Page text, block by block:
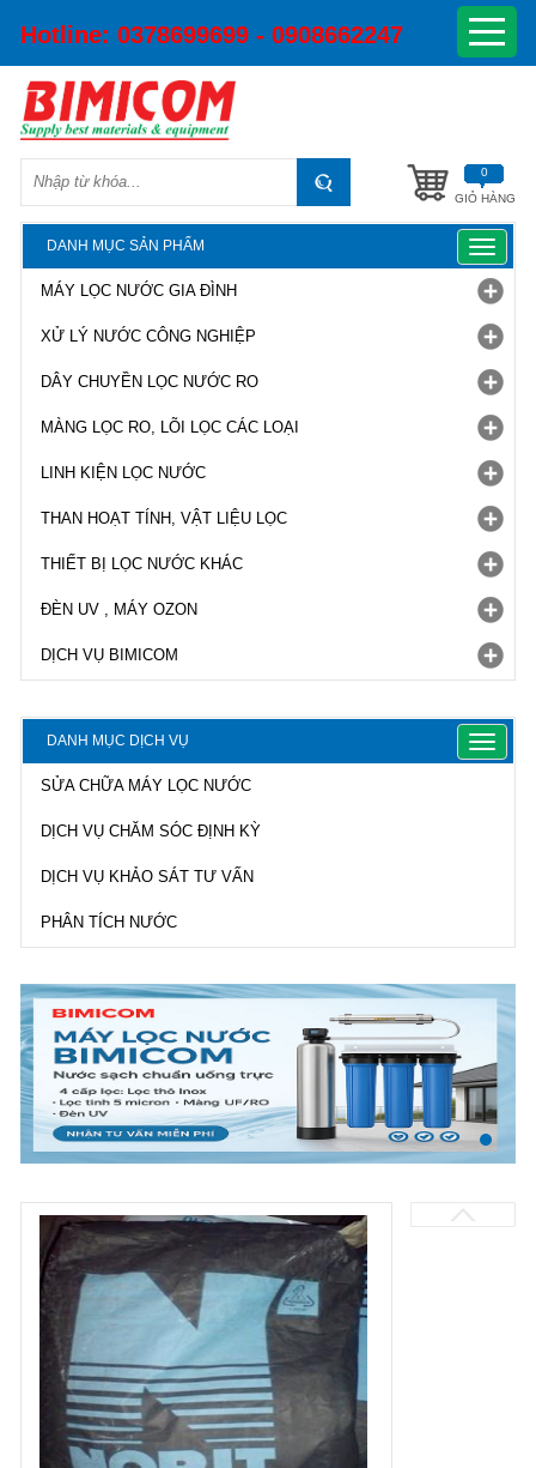
Hotline: 0378699699 - 0908662247
GIỎ HÀNG
0
DANH MỤC SẢN PHẨM
Toggle
MÁY LỌC NƯỚC GIA ĐÌNH
XỬ LÝ NƯỚC CÔNG NGHIỆP
DÂY CHUYỀN LỌC NƯỚC RO
MÀNG LỌC RO, LÕI LỌC CÁC LOẠI
LINH KIỆN LỌC NƯỚC
THAN HOẠT TÍNH, VẬT LIỆU LỌC
THIẾT BỊ LỌC NƯỚC KHÁC
ĐÈN UV , MÁY OZON
DỊCH VỤ BIMICOM
DANH MỤC DỊCH VỤ
Toggle
SỬA CHỮA MÁY LỌC NƯỚC
DỊCH VỤ CHĂM SÓC ĐỊNH KỲ
DỊCH VỤ KHẢO SÁT TƯ VẤN
PHÂN TÍCH NƯỚC